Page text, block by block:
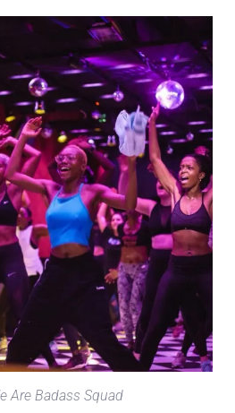
Are Badass Squad